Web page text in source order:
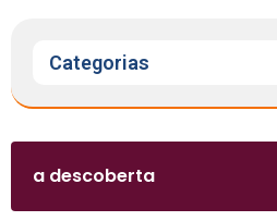
Categorias
a descoberta